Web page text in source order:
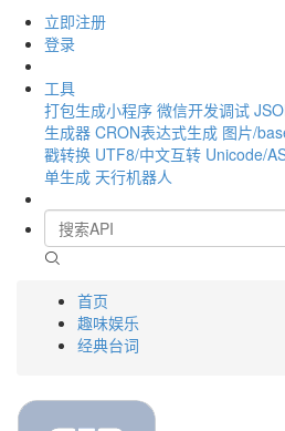
立即注册
登录
工具
打包生成小程序 微信开发调试
生成器 CRON表达式生成 图片/
戳转换 UTF8/中文互转 Unicode/
单生成 天行机器人
首页
趣味娱乐
经典台词